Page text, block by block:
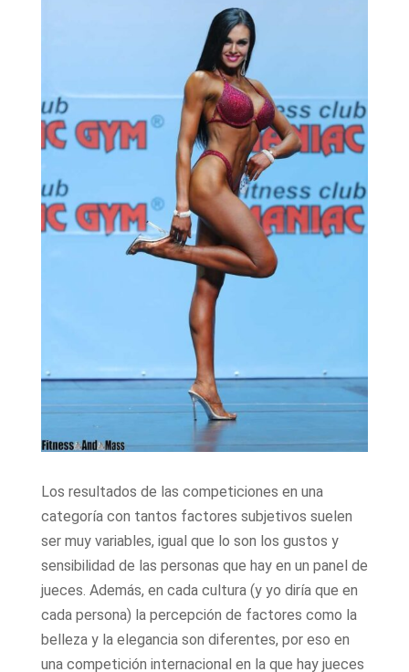
Los resultados de las competiciones en una
categoría con tantos factores subjetivos suelen
ser muy variables, igual que lo son los gustos y
sensibilidad de las personas que hay en un panel de
jueces. Además, en cada cultura (y yo diría que en
cada persona) la percepción de factores como la
belleza y la elegancia son diferentes, por eso en
una competición internacional en la que hay jueces